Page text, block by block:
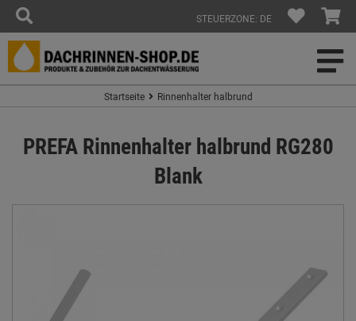
STEUERZONE: DE
Startseite Rinnenhalter halbrund
PREFA Rinnenhalter halbrund RG280
Blank